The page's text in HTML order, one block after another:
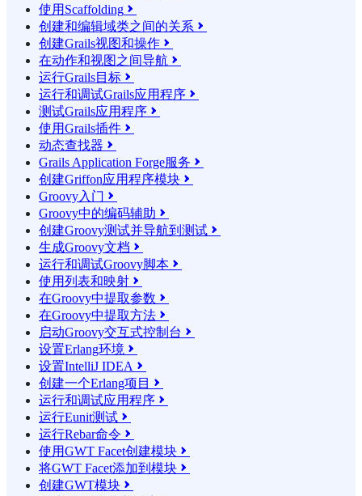
使用Scaffolding 
创建和编辑域类之间的关系 
创建Grails视图和操作 
在动作和视图之间导航 
运行Grails目标 
运行和调试Grails应用程序 
测试Grails应用程序 
使用Grails插件 
动态查找器 
Grails Application Forge服务 
创建Griffon应用程序模块 
Groovy入门 
Groovy中的编码辅助 
创建Groovy测试并导航到测试 
生成Groovy文档 
运行和调试Groovy脚本 
使用列表和映射 
在Groovy中提取参数 
在Groovy中提取方法 
启动Groovy交互式控制台 
设置Erlang环境 
设置IntelliJ IDEA 
创建一个Erlang项目 
运行和调试应用程序 
运行Eunit测试 
运行Rebar命令 
使用GWT Facet创建模块 
将GWT Facet添加到模块 
创建GWT模块 